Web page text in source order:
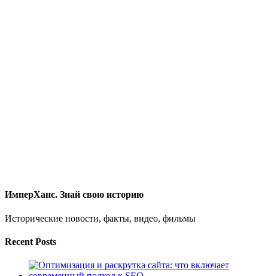
ИмперХанс. Знай свою историю
Исторические новости, факты, видео, фильмы
Recent Posts